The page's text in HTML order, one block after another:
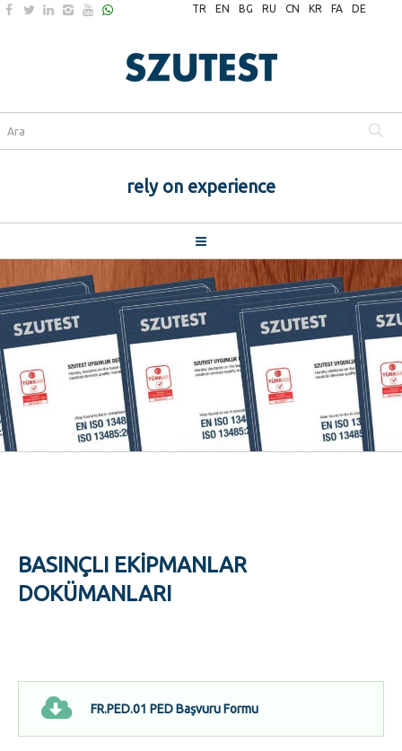
TR EN BG RU CN KR FA DE
rely on experience
BASINÇLI EKIPMANLAR
DOKÜMANLARI
FR.PED.01 PED Başvuru Formu